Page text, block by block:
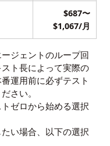
$687〜
$1,067/月
ジェントのループ回
ト長によって実際の
運用前に必ずテスト
さい。
ゼロから始める選択
い場合、以下の選択